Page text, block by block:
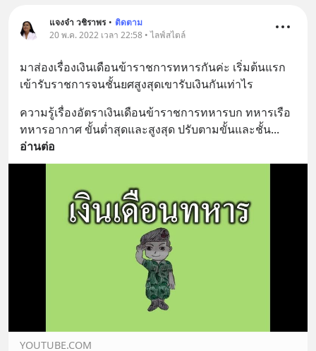
แจงจ๋า วชิราพร • ติดตาม
20 พ.ค. 2022 เวลา 22:58 • ไลฟ์สไตล์
มาส่องเรื่องเงินเดือนข้าราชการทหารกันค่ะ เริ่มต้นแรก
เข้ารับราชการจนชั้นยศสูงสุดเขารับเงินกันเท่าไร
ความรู้เรื่องอัตราเงินเดือนข้าราชการทหารบก ทหารเรือ
ทหารอากาศ ขั้นต่ำสุดและสูงสุด ปรับตามขั้นและชั้น
อ่านต่อ
YOUTUBE.COM